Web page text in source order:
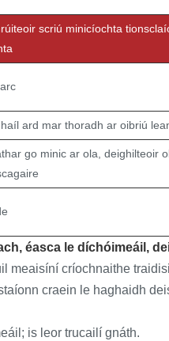
scriú minicíochta
ard mar thoradh ar oibriú
go minic ar ola, deighilteoir
éasca le díchóimeáil,
meaisíní críochnaithe
craein le haghaidh
is leor trucailí gnáth.